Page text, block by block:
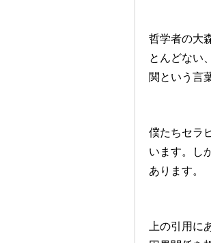
哲学者の大
とんどない
関という言
僕たちセラ
います。し
あります。
上の引用